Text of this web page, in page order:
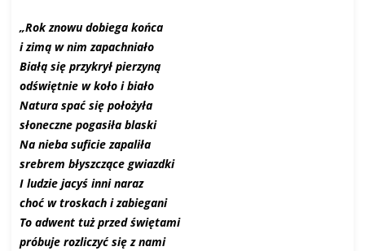
„Rok znowu dobiega końca
i zimą w nim zapachniało
Białą się przykrył pierzyną
odświętnie w koło i biało
Natura spać się położyła
słoneczne pogasiła blaski
Na nieba suficie zapaliła
srebrem błyszczące gwiazdki
I ludzie jacyś inni naraz
choć w troskach i zabiegani
To adwent tuż przed świętami
próbuje rozliczyć się z nami